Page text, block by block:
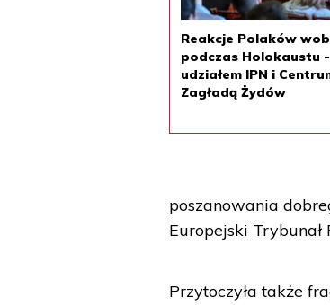
Reakcje Polaków
podczas Holokaustu
udziałem IPN i
Zagładą Żydów
poszanowania
Europejski
Przytoczyła także